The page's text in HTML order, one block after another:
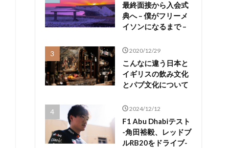
最終面接から入会式
典へ – 僕がフリーメ
イソンになるまで –
2020/12/29
こんなに違う日本と
イギリスの飲み文化
とパブ文化について
2024/12/12
F1 Abu Dhabiテスト
-角田裕毅、レッドブ
ルRB20をドライブ-